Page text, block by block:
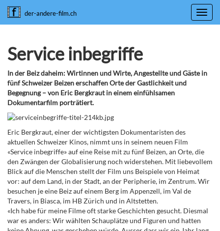
der-andere-film.ch
Service inbegriffe
In der Beiz daheim: Wirtinnen und Wirte, Angestellte und Gäste in
fünf Schweizer Beizen erschaffen Orte der Gastlichkeit und
Begegnung – von Eric Bergkraut in einem einfühlsamen
Dokumentarfilm porträtiert.
Eric Bergkraut, einer der wichtigsten Dokumentaristen des
aktuellen Schweizer Kinos, nimmt uns in seinem neuen Film
«Service inbegriffe» auf eine Reise mit zu fünf Beizen, an Orte, die
den Zwängen der Globalisierung noch widerstehen. Mit liebevollem
Blick auf die Menschen stellt der Film uns Beispiele von Heimat
vor: auf dem Land, in der Stadt, an der Peripherie, im Zentrum. Wir
besuchen je eine Beiz auf einem Berg im Appenzell, im Val de
Travers, in Biasca, im HB Zürich und in Altstetten.
«Ich habe für meine Filme oft starke Geschichten gesucht. Diesmal
war es anders: Wir wählten Schauplätze und Figuren und hatten